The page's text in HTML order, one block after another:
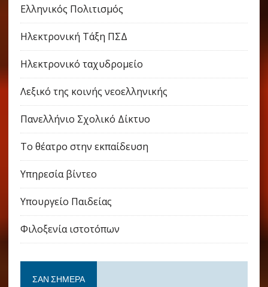
Ελληνικός Πολιτισμός
Ηλεκτρονική Τάξη ΠΣΔ
Ηλεκτρονικό ταχυδρομείο
Λεξικό της κοινής νεοελληνικής
Πανελλήνιο Σχολικό Δίκτυο
Το θέατρο στην εκπαίδευση
Υπηρεσία βίντεο
Υπουργείο Παιδείας
Φιλοξενία ιστοτόπων
ΣΑΝ ΣΉΜΕΡΑ